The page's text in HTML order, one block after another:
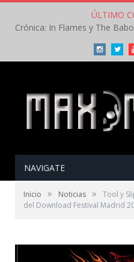
ÚLTIMO
Instagram
NAVIGATE
Inicio » Noticias »
Tool y
del Download Festival Madrid